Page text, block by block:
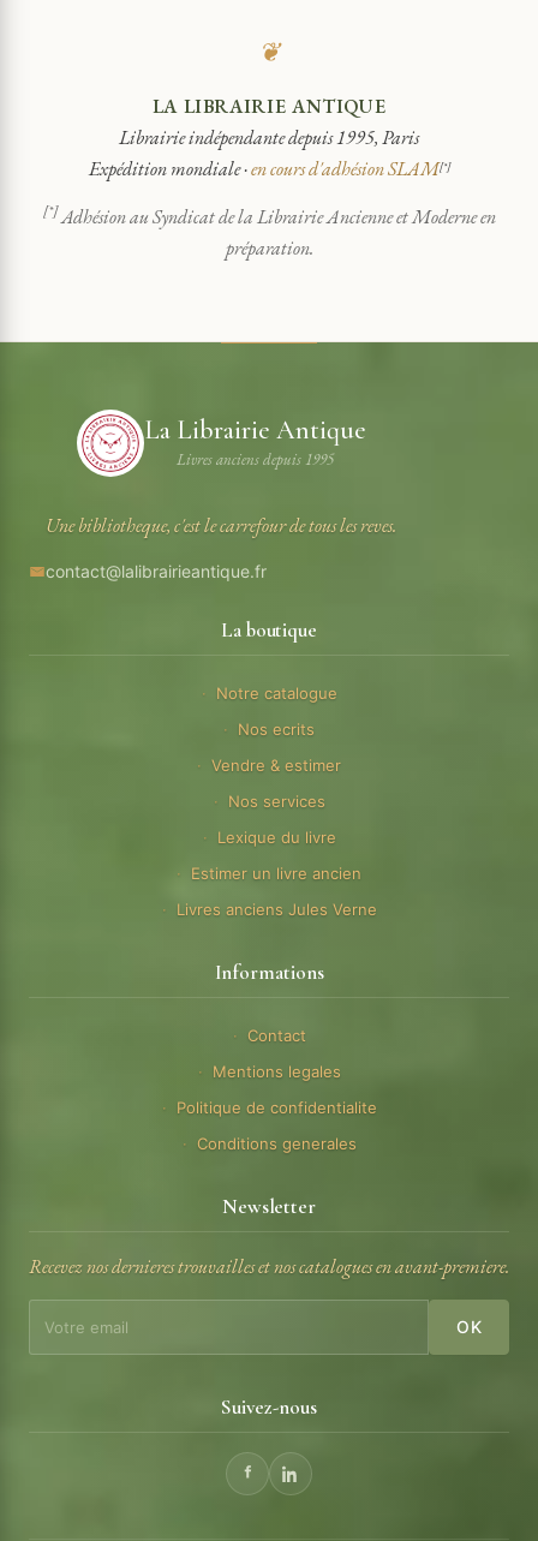
❦
LA LIBRAIRIE ANTIQUE
Librairie indépendante depuis 1995, Paris
Expédition mondiale ·en cours d'adhésion SLAM[*]
[*]Adhésion au Syndicat de la Librairie Ancienne et Moderne en
préparation.
La Librairie Antique
Livres anciens depuis 1995
Une bibliotheque, c'est le carrefour de tous les reves.
contact@lalibrairieantique.fr
La boutique
Notre catalogue
Nos ecrits
Vendre & estimer
Nos services
Lexique du livre
Estimer un livre ancien
Livres anciens Jules Verne
Informations
Contact
Mentions legales
Politique de confidentialite
Conditions generales
Newsletter
Recevez nos dernieres trouvailles et nos catalogues en avant-premiere.
OK
Suivez-nous